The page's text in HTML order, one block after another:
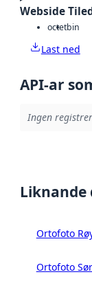
Webside
octetbin
Last ned
API-ar
Ingen
Ortofoto
Ortofoto